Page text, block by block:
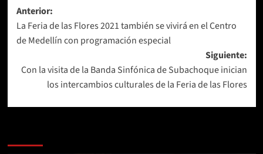
Navegación
de
entradas
Anterior:
La Feria de las Flores 2021 también se vivirá en el Centro
de Medellín con programación especial
Siguiente:
Con la visita de la Banda Sinfónica de Subachoque inician
los intercambios culturales de la Feria de las Flores